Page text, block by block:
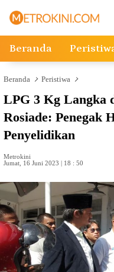
Beranda
Beranda Peristiwa
LPG 3 Kg Langka
Rosiade: Penegak
Penyelidikan
Metrokini
Jumat, 16 Juni 2023 | 18 : 50